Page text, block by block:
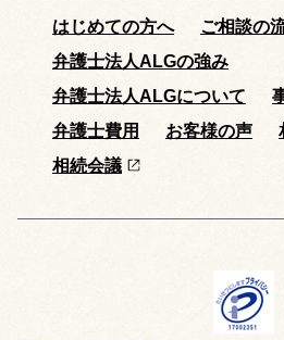
はじめての方へ
ご相談の
弁護士法人ALGの強み
弁護士法人ALGについて
弁護士費用
お客様の声
相続会議